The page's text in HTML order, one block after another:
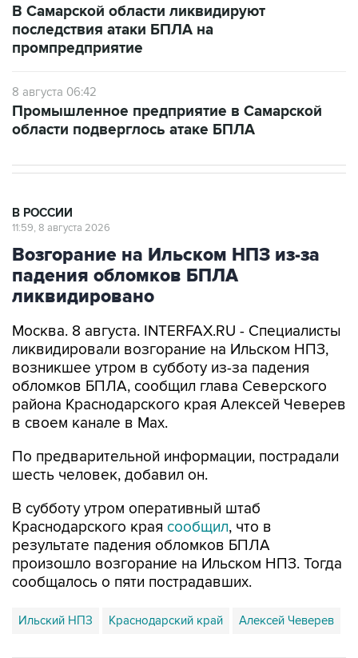
В Самарской области ликвидируют
последствия атаки БПЛА на
промпредприятие
8 августа 06:42
Промышленное предприятие в Самарской
области подверглось атаке БПЛА
В РОССИИ
11:59, 8 августа 2026
Возгорание на Ильском НПЗ из-за
падения обломков БПЛА
ликвидировано
Москва. 8 августа. INTERFAX.RU - Специалисты
ликвидировали возгорание на Ильском НПЗ,
возникшее утром в субботу из-за падения
обломков БПЛА, сообщил глава Северского
района Краснодарского края Алексей Чеверев
в своем канале в Max.
По предварительной информации, пострадали
шесть человек, добавил он.
В субботу утром оперативный штаб
Краснодарского края сообщил, что в
результате падения обломков БПЛА
произошло возгорание на Ильском НПЗ. Тогда
сообщалось о пяти пострадавших.
Ильский НПЗ Краснодарский край Алексей Чеверев